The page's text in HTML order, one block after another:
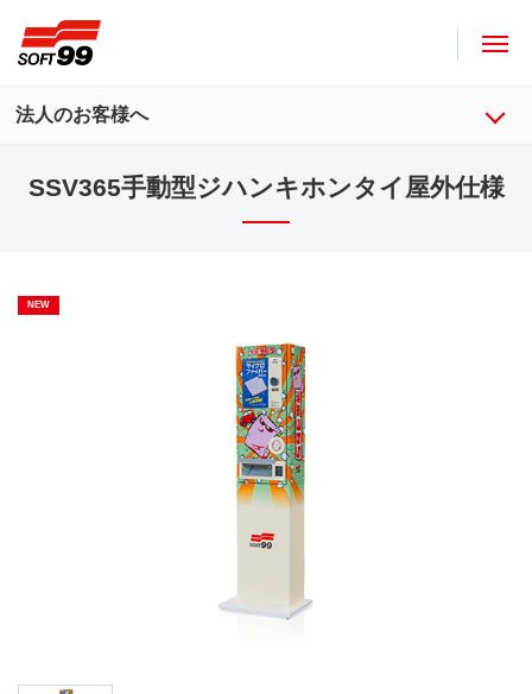
法人のお客様へ
SSV365手動型ジハンキホンタイ屋外仕様
NEW